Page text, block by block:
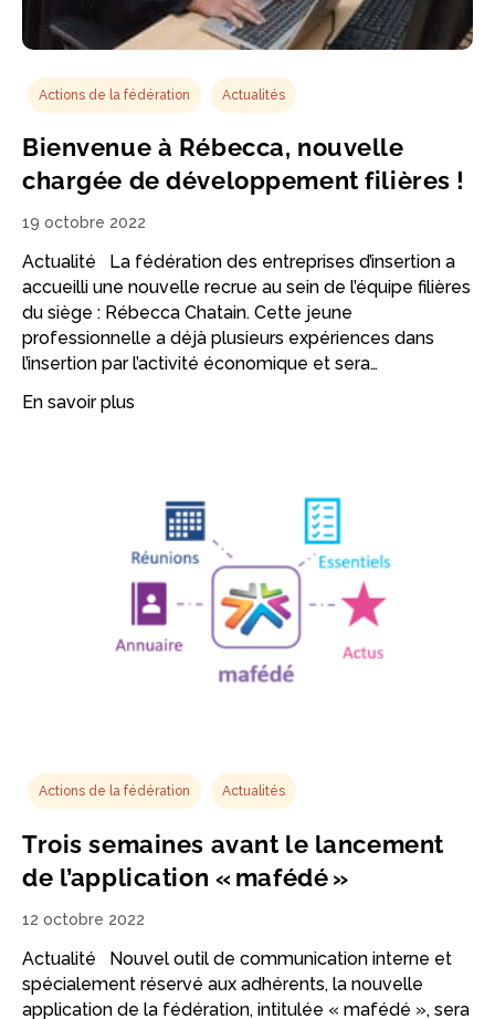
Actions de la fédération Actualités
Bienvenue à Rébecca, nouvelle
chargée de développement filières !
19 octobre 2022
Actualité La fédération des entreprises d’insertion a
accueilli une nouvelle recrue au sein de l’équipe filières
du siège : Rébecca Chatain. Cette jeune
professionnelle a déjà plusieurs expériences dans
l’insertion par l’activité économique et sera…
En savoir plus
Actions de la fédération Actualités
Trois semaines avant le lancement
de l’application « mafédé »
12 octobre 2022
Actualité Nouvel outil de communication interne et
spécialement réservé aux adhérents, la nouvelle
application de la fédération, intitulée « mafédé », sera